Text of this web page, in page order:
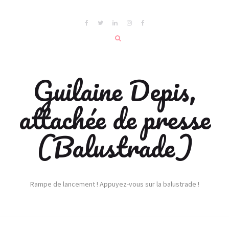
Guilaine Depis,
attachée de presse
(Balustrade)
Rampe de lancement ! Appuyez-vous sur la balustrade !